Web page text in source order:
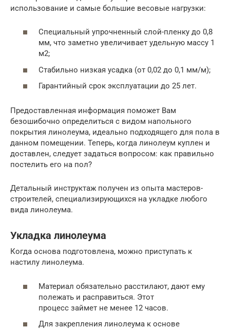
использование и самые большие весовые нагрузки:
Специальный упрочненный слой-пленку до 0,8
мм, что заметно увеличивает удельную массу 1
м2;
Стабильно низкая усадка (от 0,02 до 0,1 мм/м);
Гарантийный срок эксплуатации до 25 лет.
Предоставленная информация поможет Вам
безошибочно определиться с видом напольного
покрытия линолеума, идеально подходящего для пола в
данном помещении. Теперь, когда линолеум куплен и
доставлен, следует задаться вопросом: как правильно
постелить его на пол?
Детальный инструктаж получен из опыта мастеров-
строителей, специализирующихся на укладке любого
вида линолеума.
Укладка линолеума
Когда основа подготовлена, можно приступать к
настилу линолеума.
Материал обязательно расстилают, дают ему
полежать и расправиться. Этот
процесс займет не менее 12 часов.
Для закрепления линолеума к основе